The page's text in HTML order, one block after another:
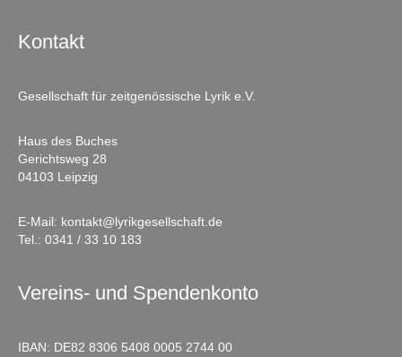
Kontakt
Gesellschaft für zeitgenössische Lyrik e.V.
Haus des Buches
Gerichtsweg 28
04103 Leipzig
E-Mail: kontakt@lyrikgesellschaft.de
Tel.: 0341 / 33 10 183
Vereins- und Spendenkonto
IBAN: DE82 8306 5408 0005 2744 00